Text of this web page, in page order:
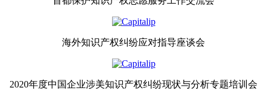
海外知识产权纠纷应对指导座谈会
2020年度中国企业涉美知识产权纠纷现状与分析专题培训会